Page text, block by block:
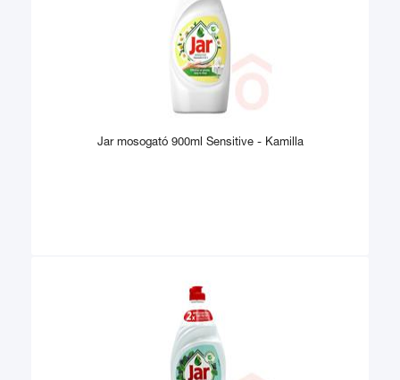
Jar mosogató 900ml Sensitive - Kamilla